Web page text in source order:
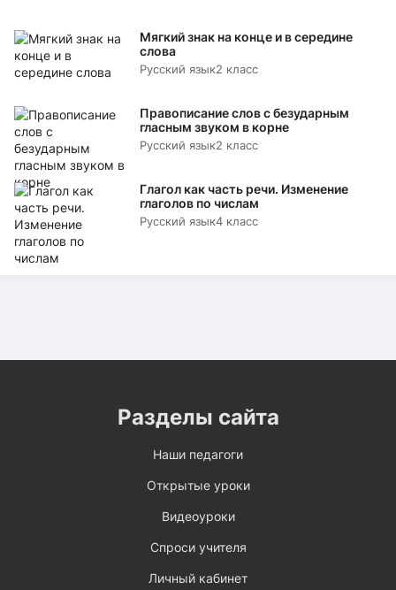
Мягкий знак на конце и в середине
слова
Русский язык2 класс
Правописание слов с безударным
гласным звуком в корне
Русский язык2 класс
Глагол как часть речи. Изменение
глаголов по числам
Русский язык4 класс
Разделы сайта
Наши педагоги
Открытые уроки
Видеоуроки
Спроси учителя
Личный кабинет